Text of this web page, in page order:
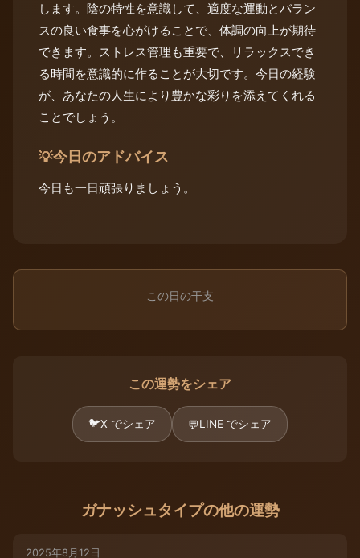
します。陰の特性を意識して、適度な運動とバラン
スの良い食事を心がけることで、体調の向上が期待
できます。ストレス管理も重要で、リラックスでき
る時間を意識的に作ることが大切です。今日の経験
が、あなたの人生により豊かな彩りを添えてくれる
ことでしょう。
💡今日のアドバイス
今日も一日頑張りましょう。
この日の干支
この運勢をシェア
🐦X でシェア 💬LINE でシェア
ガナッシュタイプの他の運勢
2025年8月12日